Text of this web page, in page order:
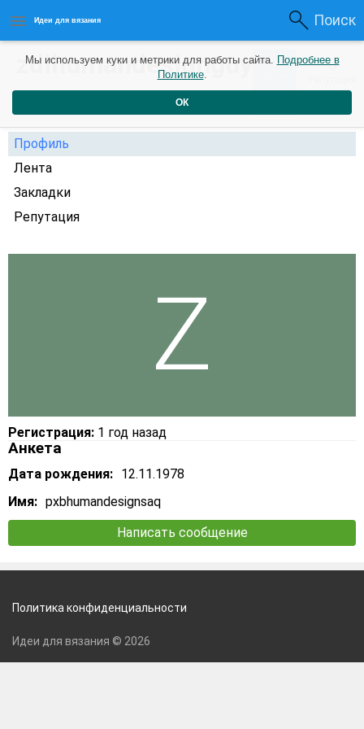
Идеи для вязания Поиск
zdihumandesignguy 0 0
Профиль
Лента
Закладки
Репутация
Регистрация: 1 год назад
Анкета
Дата рождения: 12.11.1978
Имя: pxbhumandesignsaq
Написать сообщение
Мы используем куки и метрики для работы сайта. Подробнее в
Политике.
ОК
Политика конфиденциальности
Идеи для вязания © 2026